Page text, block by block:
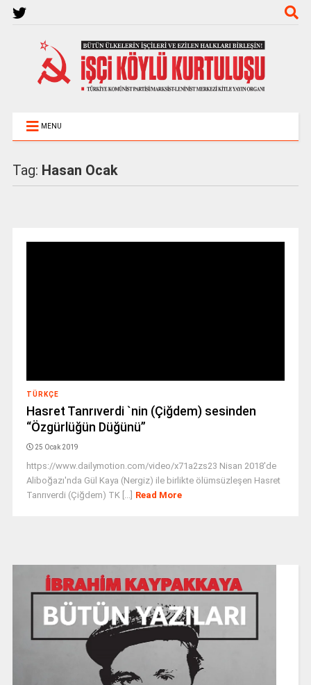
MENU
Tag: Hasan Ocak
TÜRKÇE
Hasret Tanrıverdi `nin (Çiğdem) sesinden
“Özgürlüğün Düğünü”
25 Ocak 2019
https://www.dailymotion.com/video/x71a2zs23 Nisan 2018'de
Aliboğazı'nda Gül Kaya (Nergiz) ile birlikte ölümsüzleşen Hasret
Tanrıverdi (Çiğdem) TK [...] Read More